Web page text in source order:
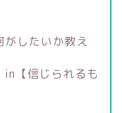
したいか教え
【信じられるも